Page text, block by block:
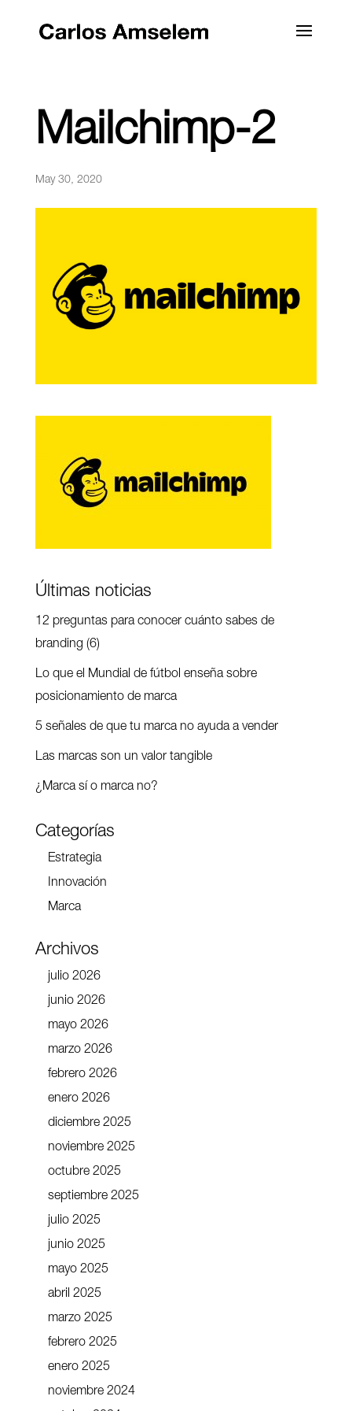
Mailchimp-2
May 30, 2020
Últimas noticias
12 preguntas para conocer cuánto sabes de
branding (6)
Lo que el Mundial de fútbol enseña sobre
posicionamiento de marca
5 señales de que tu marca no ayuda a vender
Las marcas son un valor tangible
¿Marca sí o marca no?
Categorías
Estrategia
Innovación
Marca
Archivos
julio 2026
junio 2026
mayo 2026
marzo 2026
febrero 2026
enero 2026
diciembre 2025
noviembre 2025
octubre 2025
septiembre 2025
julio 2025
junio 2025
mayo 2025
abril 2025
marzo 2025
febrero 2025
enero 2025
noviembre 2024